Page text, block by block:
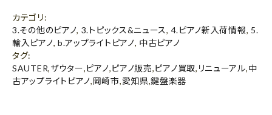
カテゴリ:
3.その他のピアノ, 3.トピックス&ニュース, 4.ピアノ新入荷情報, 5.
輸入ピアノ, b.アップライトピアノ, 中古ピアノ
タグ:
SAUTER,ザウター,ピアノ,ピアノ販売,ピアノ買取, リニューアル,中
古アップライトピアノ,岡崎市,愛知県,鍵盤楽器